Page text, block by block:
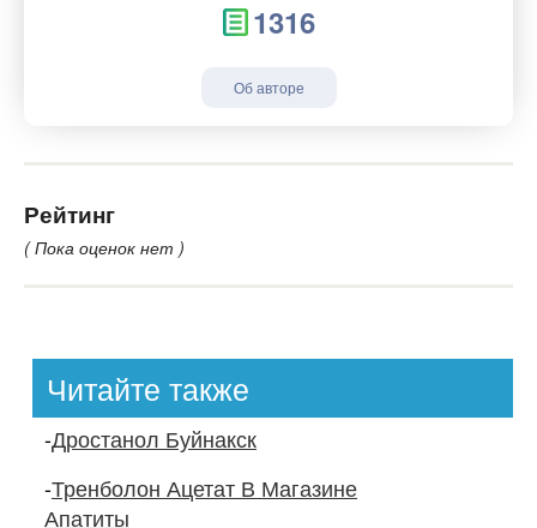
1316
Об авторе
Рейтинг
( Пока оценок нет )
Читайте также
-Дростанол Буйнакск
-Тренболон Ацетат В Магазине
Апатиты